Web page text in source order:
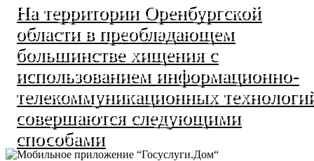
На территории Оренбургской
области в преобладающем
большинстве хищения с
использованием информационно-
телекоммуникационных
совершаются следующими
способами